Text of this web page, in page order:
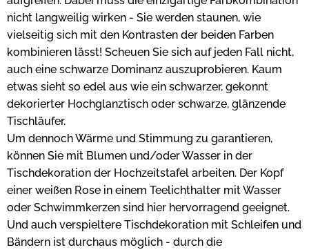
nicht langweilig wirken - Sie werden staunen, wie
vielseitig sich mit den Kontrasten der beiden Farben
kombinieren lässt! Scheuen Sie sich auf jeden Fall nicht,
auch eine schwarze Dominanz auszuprobieren. Kaum
etwas sieht so edel aus wie ein schwarzer, gekonnt
dekorierter Hochglanztisch oder schwarze, glänzende
Tischläufer.
Um dennoch Wärme und Stimmung zu garantieren,
können Sie mit Blumen und/oder Wasser in der
Tischdekoration der Hochzeitstafel arbeiten. Der Kopf
einer weißen Rose in einem Teelichthalter mit Wasser
oder Schwimmkerzen sind hier hervorragend geeignet.
Und auch verspieltere Tischdekoration mit Schleifen und
Bändern ist durchaus möglich - durch die